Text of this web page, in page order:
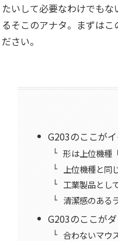
たいして必要なわけでも
るそこのアナタ。まずは
ださい。
G203のここが
形は上位機種
上位機種と同
工業製品とし
清潔感のある
G203のここが
合わないマウ